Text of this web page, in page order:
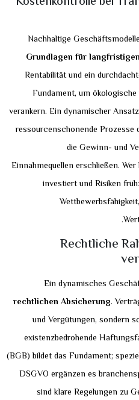
Nachhaltige
Grundlagen für
Rentabilität und ein
Fundament, um
verankern. Ein dynamischer
ressourcenschonende
die Gewinn- und
Einnahmequellen erschließen.
investiert und Risiken
Rechtliche
Ein dynamisches
rechtlichen Absicherung.
und Vergütungen, sondern
existenzbedrohende
(BGB) bildet das Fundament;
DSGVO ergänzen es
sind klare Regelungen zu